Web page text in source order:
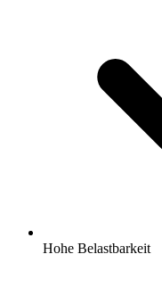
Hohe Belastbarkeit